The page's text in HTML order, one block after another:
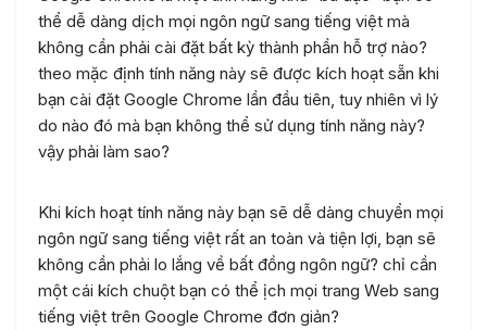
thể dễ dàng dịch mọi ngôn ngữ sang tiếng việt mà
không cần phải cài đặt bất kỳ thành phần hỗ trợ nào?
theo mặc định tính năng này sẽ được kích hoạt sẵn khi
bạn cài đặt Google Chrome lần đầu tiên, tuy nhiên vì lý
do nào đó mà bạn không thể sử dụng tính năng này?
vậy phải làm sao?
Khi kích hoạt tính năng này bạn sẽ dễ dàng chuyển mọi
ngôn ngữ sang tiếng việt rất an toàn và tiện lợi, bạn sẽ
không cần phải lo lắng về bất đồng ngôn ngữ? chỉ cần
một cái kích chuột bạn có thể ịch mọi trang Web sang
tiếng việt trên Google Chrome đơn giản?